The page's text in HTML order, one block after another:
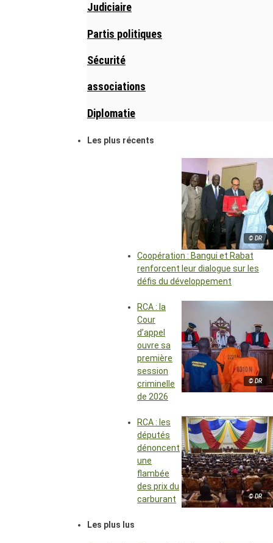
Judiciaire
Partis politiques
Sécurité
associations
Diplomatie
Les plus récents
© DR
Coopération : Bangui et Rabat
renforcent leur dialogue sur les
défis du développement
© DR
RCA : la
Cour
d’appel
ouvre sa
première
session
criminelle
de 2026
© DR
RCA : les
députés
dénoncent
une
flambée
des prix du
carburant
Les plus lus